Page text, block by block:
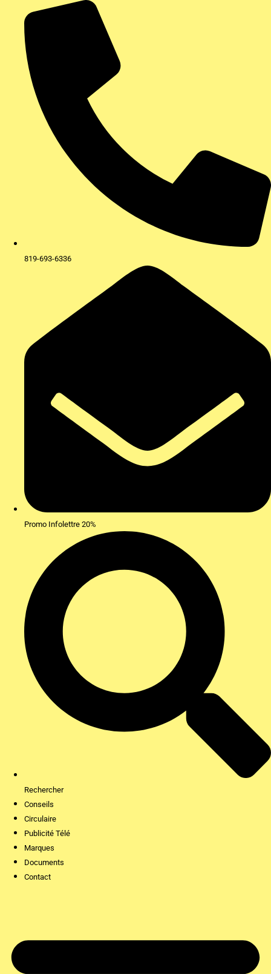
contenu
819-693-6336
Promo Infolettre 20%
Rechercher
Conseils
Circulaire
Publicité Télé
Marques
Documents
Contact